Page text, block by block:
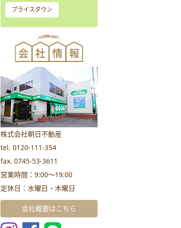
プライスダウン
株式会社朝日不動産
tel. 0120-111-354
fax. 0745-53-3611
営業時間：9:00～19:00
定休日：水曜日・木曜日
会社概要はこちら